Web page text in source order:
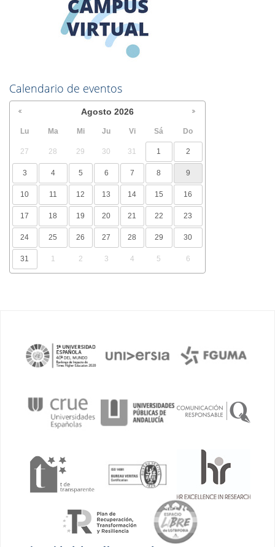
Calendario de eventos
Agosto 2026
Lu Ma Mi Ju Vi Sá Do
27 28 29 30 31 1 2
3 4 5 6 7 8 9
10 11 12 13 14 15 16
17 18 19 20 21 22 23
24 25 26 27 28 29 30
31 1 2 3 4 5 6